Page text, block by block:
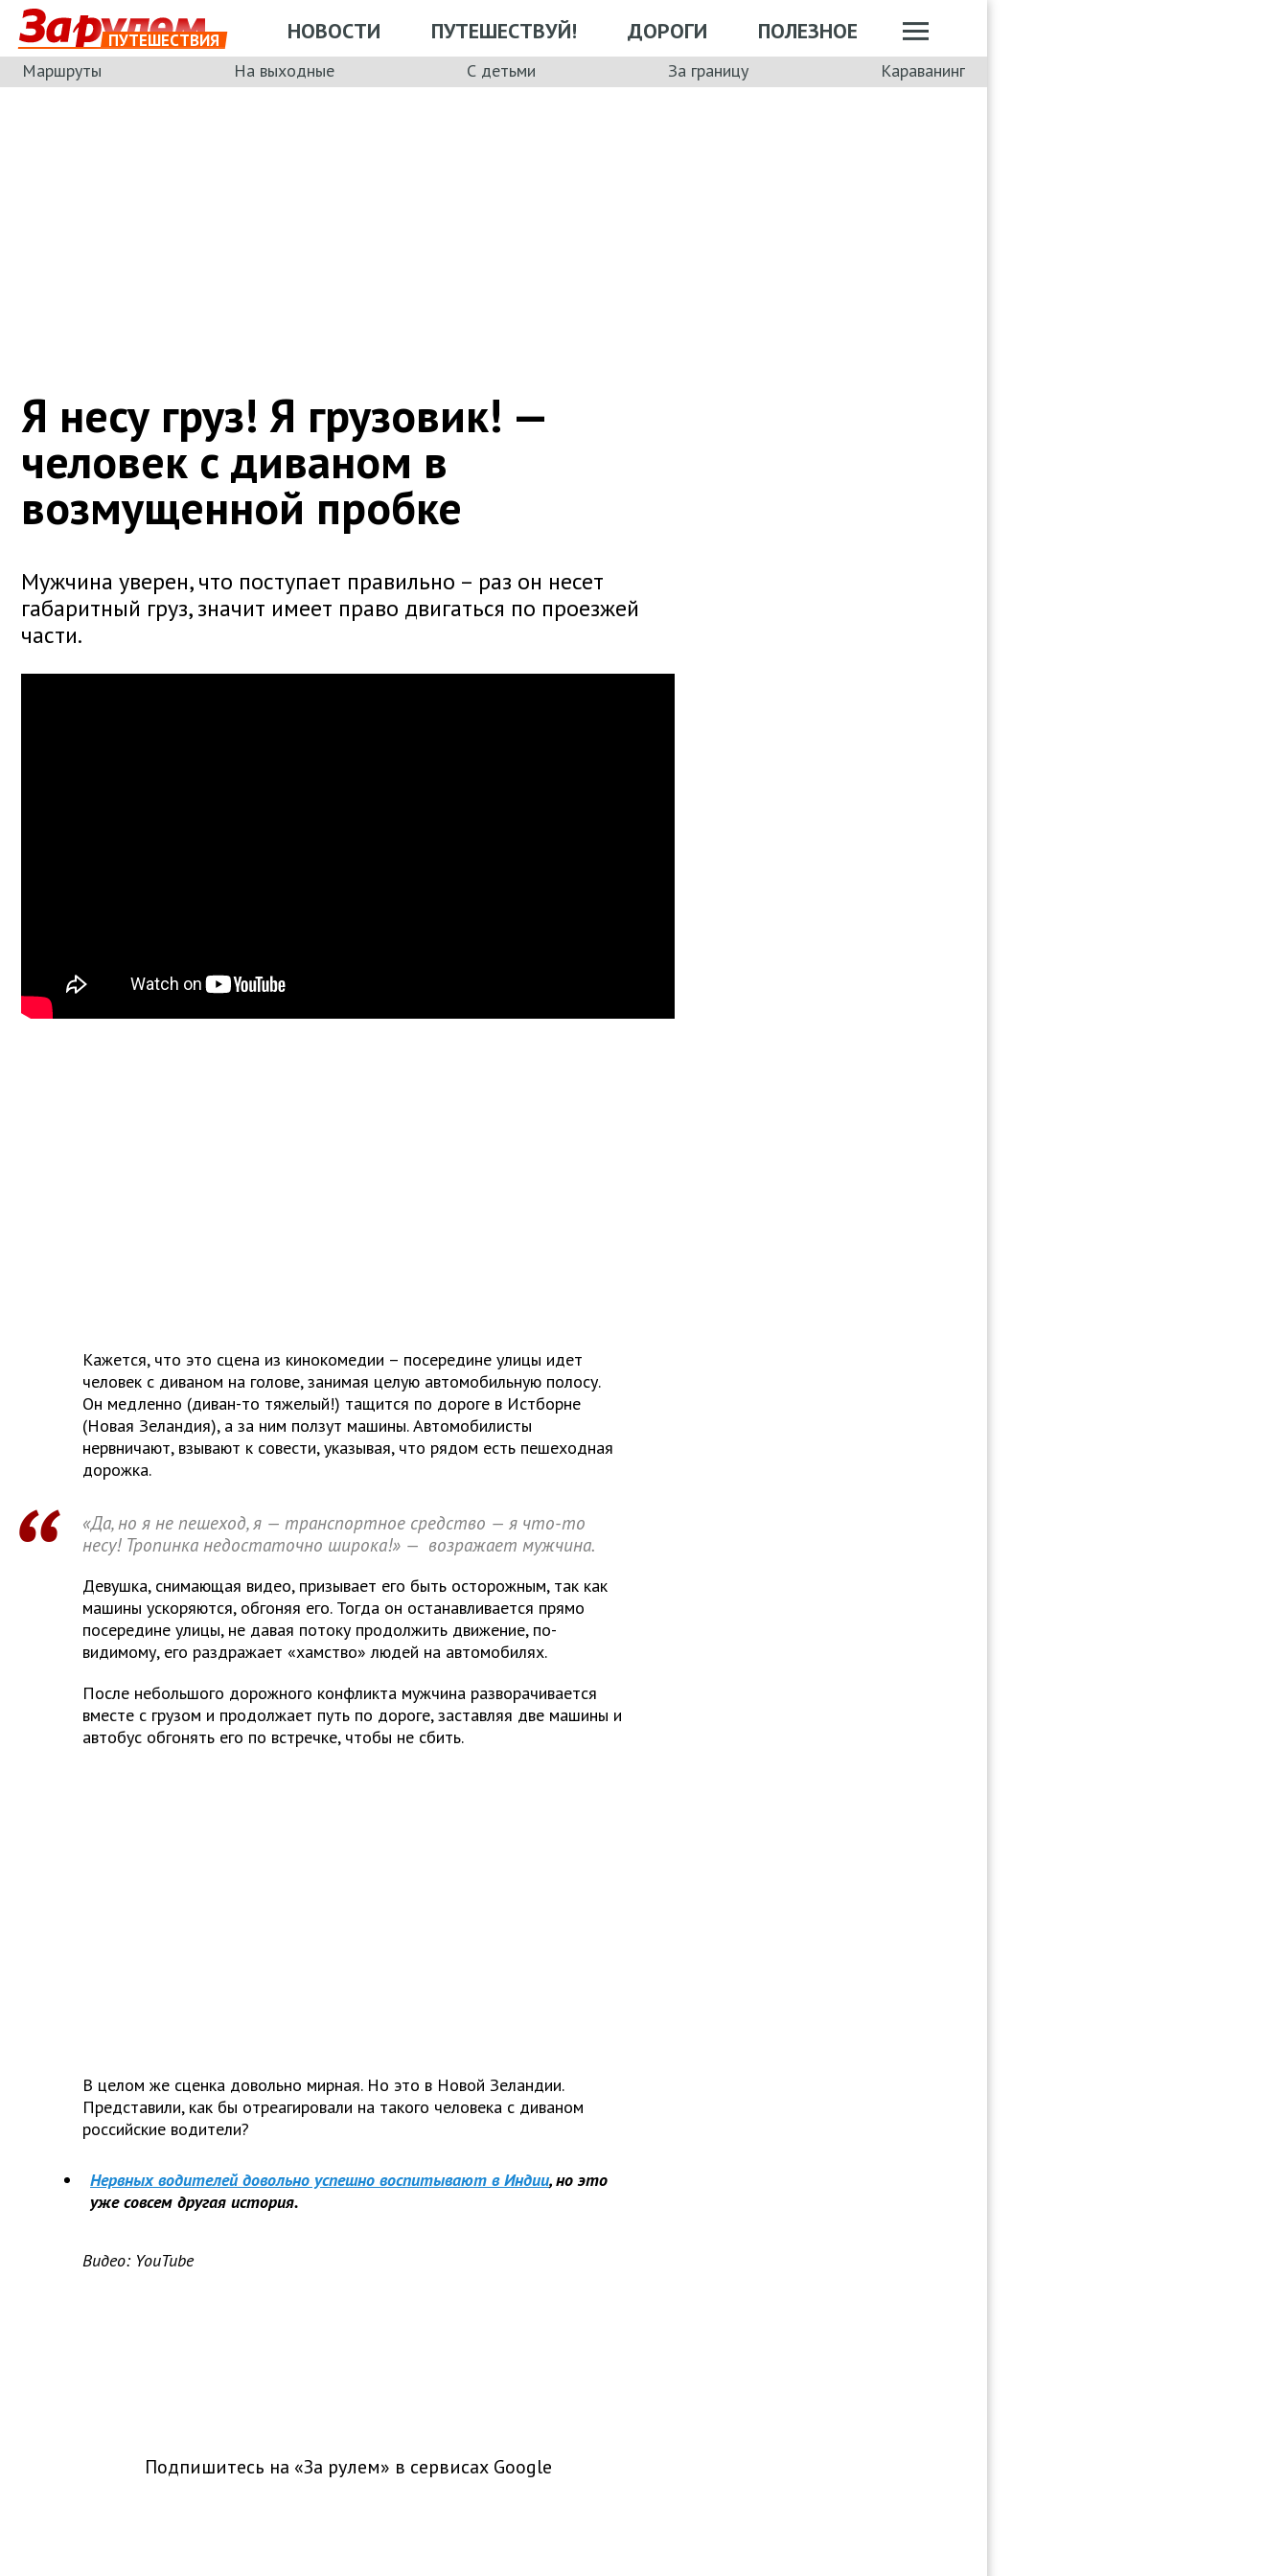
ПУТЕШЕСТВИЯ НОВОСТИ ПУТЕШЕСТВУЙ! ДОРОГИ ПОЛЕЗНОЕ
Маршруты На выходные С детьми За границу Караванинг
Я несу груз! Я грузовик! —
человек с диваном в
возмущенной пробке
Мужчина уверен, что поступает правильно – раз он несет
габаритный груз, значит имеет право двигаться по проезжей
части.
Кажется, что это сцена из кинокомедии – посередине улицы идет
человек с диваном на голове, занимая целую автомобильную полосу.
Он медленно (диван-то тяжелый!) тащится по дороге в Истборне
(Новая Зеландия), а за ним ползут машины. Автомобилисты
нервничают, взывают к совести, указывая, что рядом есть пешеходная
дорожка.
«Да, но я не пешеход, я — транспортное средство — я что-то
несу! Тропинка недостаточно широка!» — возражает мужчина.
Девушка, снимающая видео, призывает его быть осторожным, так как
машины ускоряются, обгоняя его. Тогда он останавливается прямо
посередине улицы, не давая потоку продолжить движение, по-
видимому, его раздражает «хамство» людей на автомобилях.
После небольшого дорожного конфликта мужчина разворачивается
вместе с грузом и продолжает путь по дороге, заставляя две машины и
автобус обгонять его по встречке, чтобы не сбить.
В целом же сценка довольно мирная. Но это в Новой Зеландии.
Представили, как бы отреагировали на такого человека с диваном
российские водители?
Нервных водителей довольно успешно воспитывают в Индии, но это
уже совсем другая история.
Видео: YouTube
Подпишитесь на «За рулем» в сервисах Google